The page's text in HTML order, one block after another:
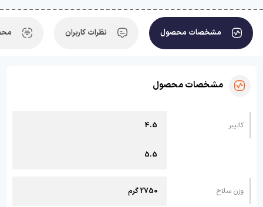
مشخصات محصول نظرات کاربران
مشخصات محصول
کالیبر 4.5
5.5
وزن سلاح 2750 گرم